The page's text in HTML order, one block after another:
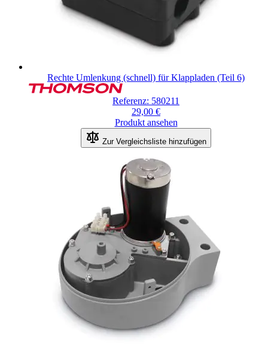
Rechte Umlenkung (schnell) für Klappladen (Teil 6)
Referenz: 580211
29,00 €
Produkt ansehen
Zur Vergleichsliste hinzufügen